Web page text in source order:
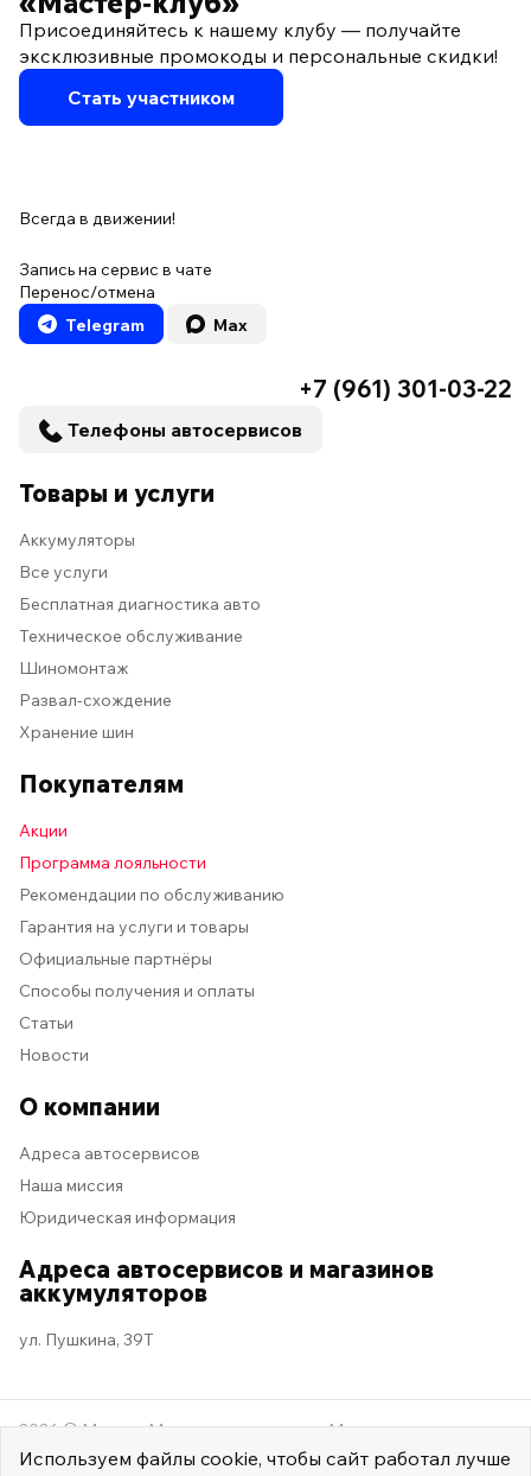
Присоединяйтесь к нашему клубу — получайте
эксклюзивные промокоды и персональные скидки!
Стать участником
Всегда в движении!
Запись на сервис в чате
Перенос/отмена
Telegram
Max
+7 (961) 301-03-22
Телефоны автосервисов
Товары и услуги
Аккумуляторы
Все услуги
Бесплатная диагностика авто
Техническое обслуживание
Шиномонтаж
Развал-схождение
Хранение шин
Покупателям
Акции
Программа лояльности
Рекомендации по обслуживанию
Гарантия на услуги и товары
Официальные партнёры
Способы получения и оплаты
Статьи
Новости
О компании
Адреса автосервисов
Наша миссия
Юридическая информация
Адреса автосервисов и магазинов
аккумуляторов
ул. Пушкина, 39Т
2026 © Мастер Машина Мы в социальных сетях
Используем файлы cookie, чтобы сайт работал лучше